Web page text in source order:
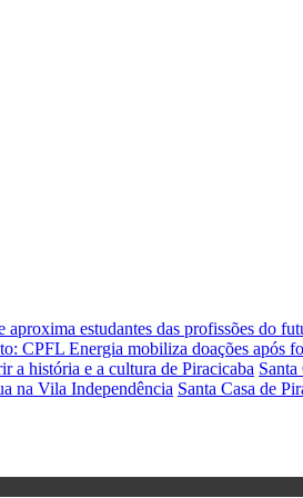
estudantes das profissões do
CPFL Energia mobiliza doações após
a história e a cultura de Piracicaba Santa
na Vila Independência Santa Casa de